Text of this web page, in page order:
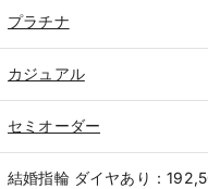
プラチナ
カジュアル
セミオーダー
結婚指輪 ダイヤあり ：